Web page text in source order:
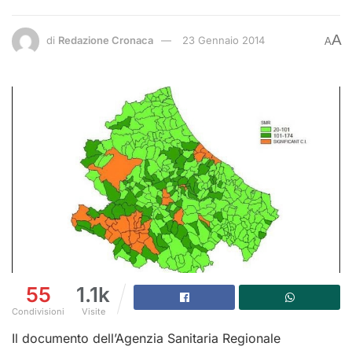
di Redazione Cronaca 23 Gennaio 2014 AA
55
Condivisioni
1.1k
Visite
Il documento dell’Agenzia Sanitaria Regionale